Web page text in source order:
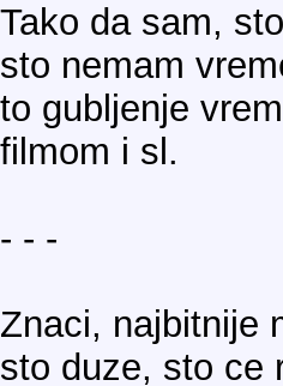
Tako da sam,
sto nemam
to gubljenje
filmom i sl.
- - -
Znaci, najbitnije
sto duze, sto ce